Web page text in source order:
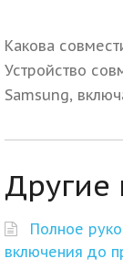
Какова
Устройство
Samsung,
Другие
Полное
включения до